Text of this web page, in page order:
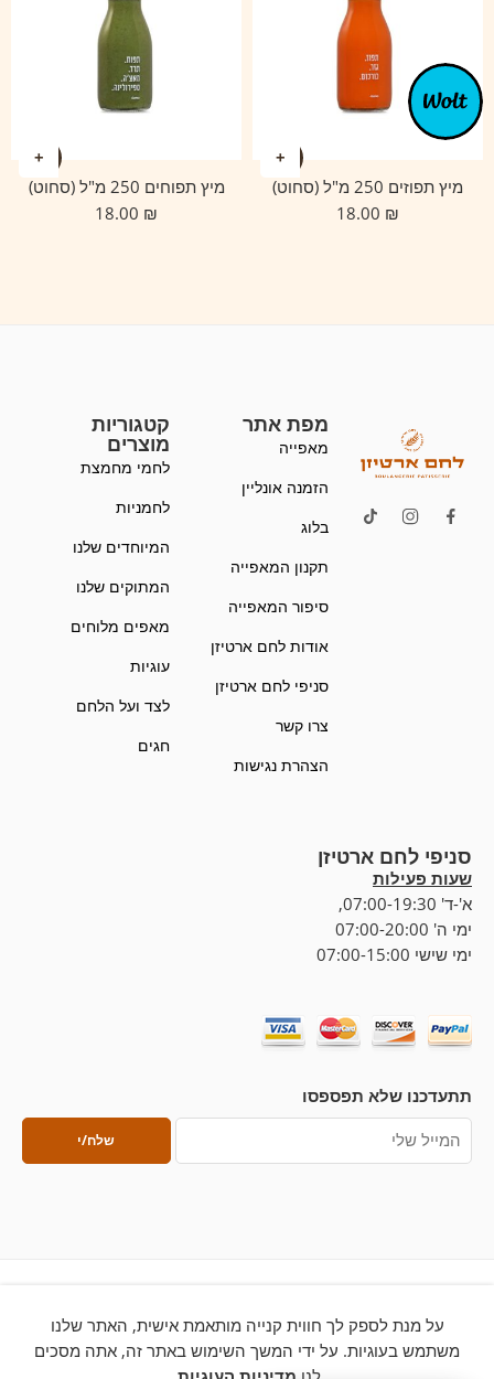
מיץ תפוזים 250 מ"ל (סחוט)
₪
מיץ תפוחים 250 מ"ל (סחוט)
₪
מפת אתר
מאפייה
הזמנה אונליין
בלוג
תקנון המאפייה
סיפור המאפייה
אודות לחם ארטיזן
סניפי לחם ארטיזן
צרו קשר
הצהרת נגישות
קטגוריות
מוצרים
לחמי מחמצת
לחמניות
המיוחדים שלנו
המתוקים שלנו
מאפים מלוחים
עוגיות
לצד ועל הלחם
חגים
סניפי לחם ארטיזן
שעות פעילות
א'-ד' 07:00-19:30,
ימי ה' 07:00-20:00
ימי שישי 07:00-15:00
תתעדכנו שלא תפספסו
© 2026 – כל הזכויות שמורות ללחם ארטיזן
על מנת לספק לך חווית קנייה מותאמת אישית, האתר שלנו
משתמש בעוגיות. על ידי המשך השימוש באתר זה, אתה מסכים